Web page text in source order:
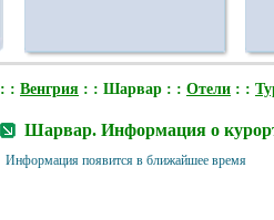
: : Венгрия : : Шарвар : : Отели : :
Шарвар. Информация о
Информация появится в ближайшее время